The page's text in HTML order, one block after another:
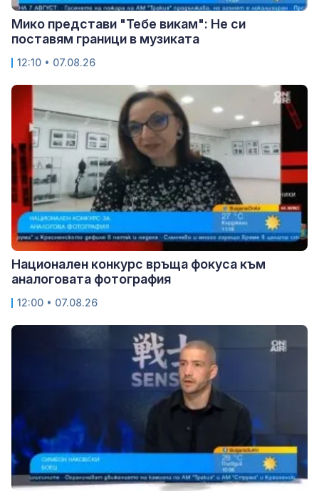
Мико представи "Тебе викам": Не си
поставям граници в музиката
12:10 • 07.08.26
Национален конкурс връща фокуса към
аналоговата фотография
12:00 • 07.08.26